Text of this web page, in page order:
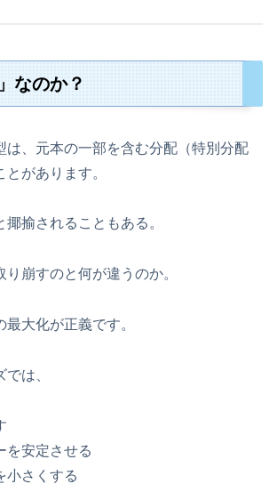
なのか？
は、元本の一部を含む分配（特別分配
があります。
揶揄されることもある。
り崩すのと何が違うのか。
大化が正義です。
は、
を安定させる
小さくする